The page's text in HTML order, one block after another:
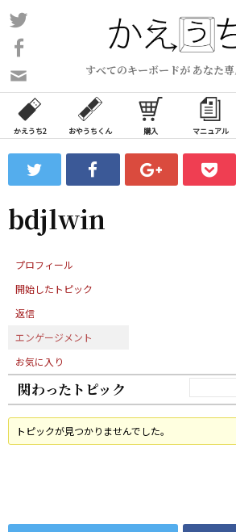
コ
ン
ン
ツ
ス
ッ
プ
すべてのキーボードが あなた
い
合
わ
フ
ォ
ム
かえうち2 おやうちくん 購入 マニュアル
bdjlwin
プロフィール
開始したトピック
返信
エンゲージメント
お気に入り
関わったトピック
トピックが見つかりませんでした。